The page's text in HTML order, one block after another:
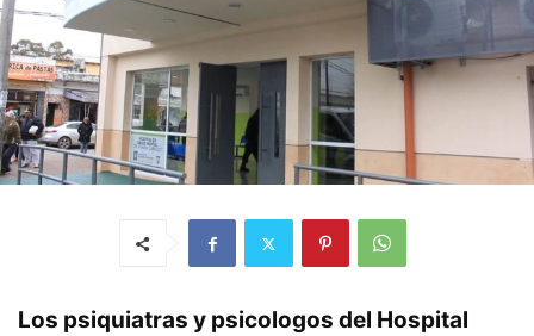
Los psiquiatras y psicologos del Hospital